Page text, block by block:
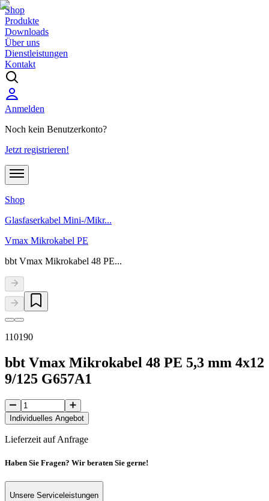
Shop
Produkte
Downloads
Über uns
Dienstleistungen
Kontakt
Anmelden
Noch kein Benutzerkonto?
Jetzt registrieren!
Shop
Glasfaserkabel Mini-/Mikr...
Vmax Mikrokabel PE
bbt Vmax Mikrokabel 48 PE...
110190
bbt Vmax Mikrokabel 48 PE 5,3 mm 4x12
9/125 G657A1
Individuelles Angebot
Lieferzeit auf Anfrage
Haben Sie Fragen? Wir beraten Sie gerne!
Unsere Serviceleistungen